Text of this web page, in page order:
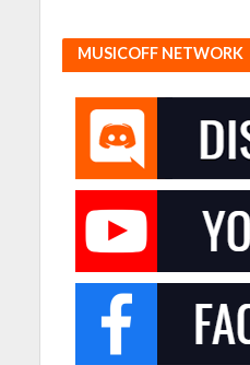
MUSICOFF NETWORK